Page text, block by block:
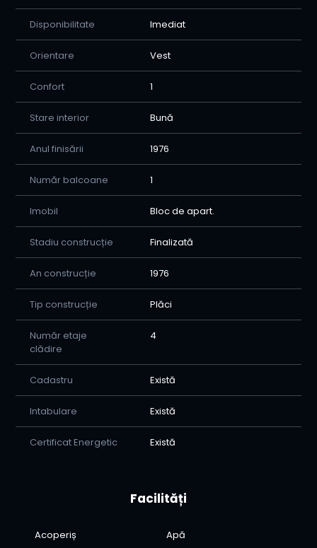
soluții de finanțare prin partenerii noștri bancari.
📞 Contact pentru detalii și vizionări: Radu - Consilier
Home Imobiliare Tel/WhatsApp: 0741507661
Disponibilitate Imediat
Orientare Vest
Confort 1
Stare interior Bună
Anul finisării 1976
Număr balcoane 1
Imobil Bloc de apart.
Stadiu construcție Finalizată
An construcție 1976
Tip construcție Plăci
Număr etaje
clădire
4
Cadastru Există
Intabulare Există
Certificat Energetic Există
Facilități
Acoperiș
Apă